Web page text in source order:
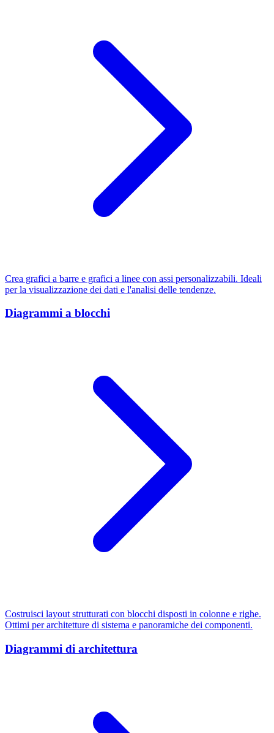
Crea grafici a barre e grafici a linee con assi personalizzabili. Ideali
per la visualizzazione dei dati e l'analisi delle tendenze.
Diagrammi a blocchi
Costruisci layout strutturati con blocchi disposti in colonne e righe.
Ottimi per architetture di sistema e panoramiche dei componenti.
Diagrammi di architettura